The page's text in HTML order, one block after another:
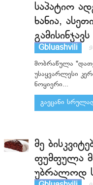
საპატიო
ხანია,
გამისინჯავს
Gbluashvili
მობრაწულა
უსაყვარლესი
ნოყიერი...
გაეცანი
მე
ფუმფულა
უბრალოდ